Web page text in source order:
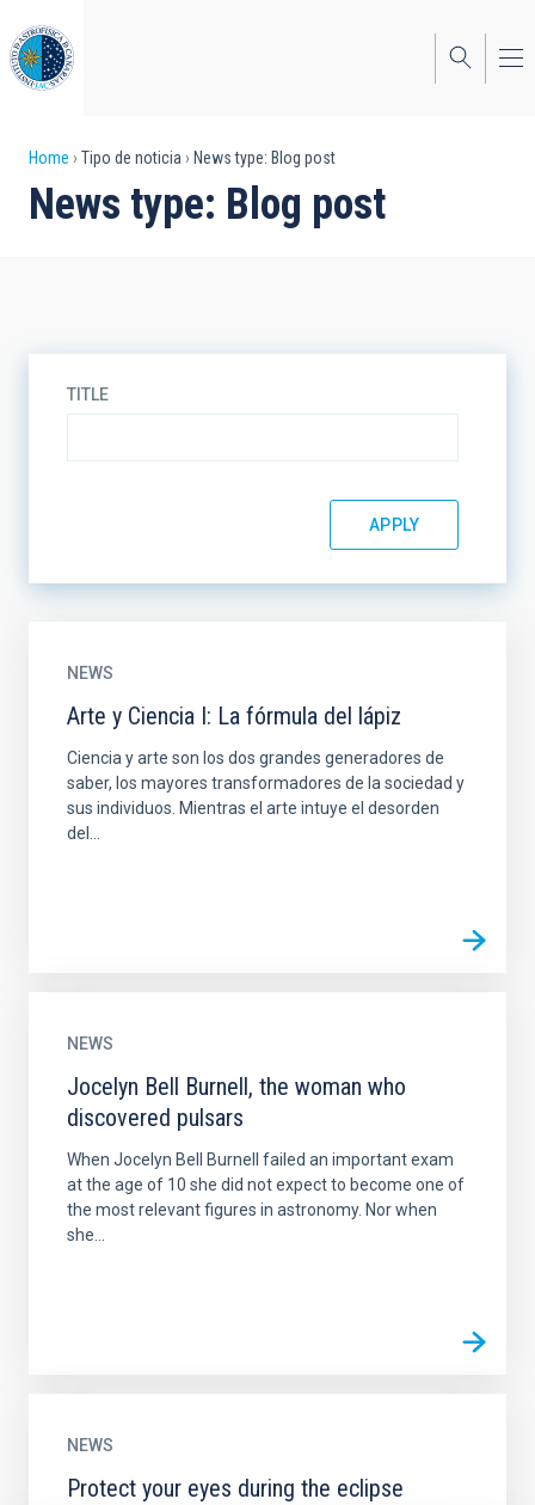
to
main
content
Breadcrumb
Home Tipo de noticia News type: Blog post
News type: Blog post
TITLE
NEWS
Arte y Ciencia I: La fórmula del lápiz
Ciencia y arte son los dos grandes generadores de
saber, los mayores transformadores de la sociedad y
sus individuos. Mientras el arte intuye el desorden
del...
NEWS
Jocelyn Bell Burnell, the woman who
discovered pulsars
When Jocelyn Bell Burnell failed an important exam
at the age of 10 she did not expect to become one of
the most relevant figures in astronomy. Nor when
she...
NEWS
Protect your eyes during the eclipse